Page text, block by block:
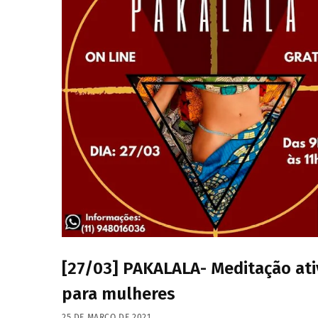
[27/03] PAKALALA- Meditação
para mulheres